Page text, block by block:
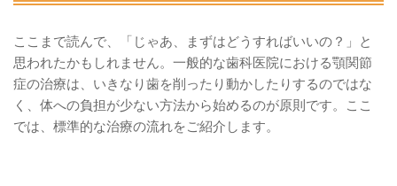
ここまで読んで、「じゃあ、まずはどうすればいいの？」と
思われたかもしれません。一般的な歯科医院における顎関節
症の治療は、いきなり歯を削ったり動かしたりするのではな
く、体への負担が少ない方法から始めるのが原則です。ここ
では、標準的な治療の流れをご紹介します。